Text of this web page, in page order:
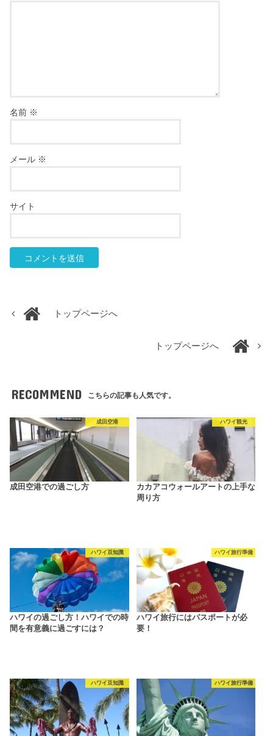
名前 ※
メール ※
サイト
トップページへ
トップページへ
RECOMMEND こちらの記事も人気です。
成田空港
成田空港での過ごし方
ハワイ観光
カカアコウォールアートの上手な
周り方
ハワイ豆知識
ハワイの過ごし方！ハワイでの時
間を有意義に過ごすには？
ハワイ旅行準備
ハワイ旅行にはパスポートが必
要！
ハワイ豆知識 ハワイ旅行準備